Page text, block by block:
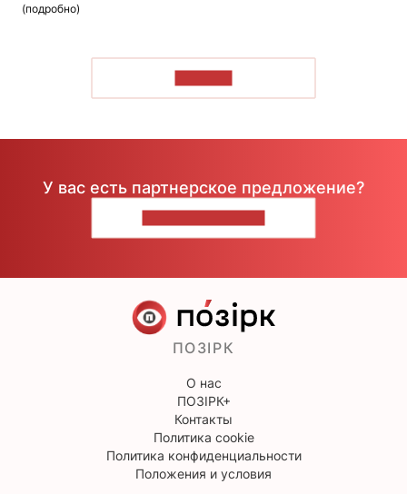
(подробно)
У вас есть партнерское предложение?
ПОЗІРК
О нас
ПОЗІРК+
Контакты
Политика cookie
Политика конфиденциальности
Положения и условия